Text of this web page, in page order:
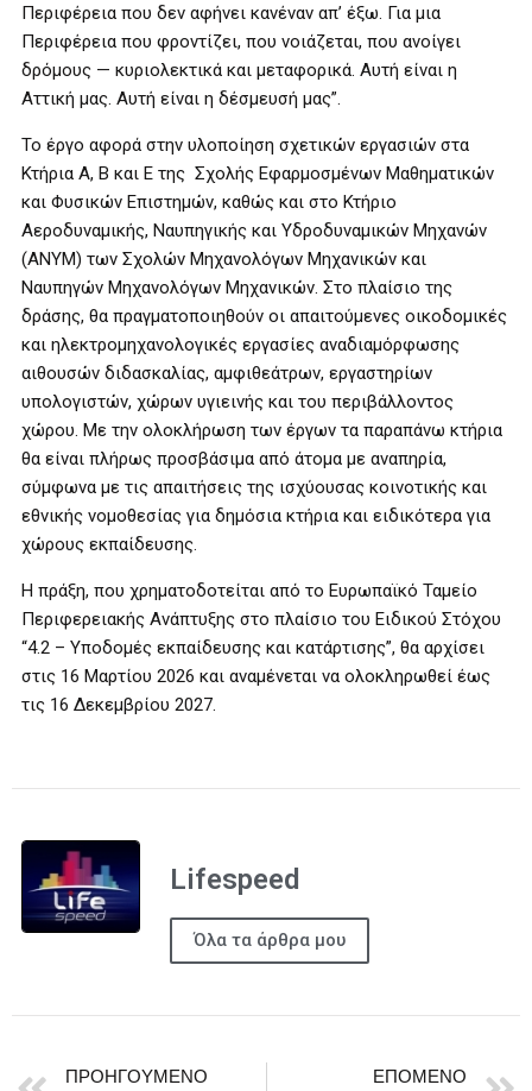
Περιφέρεια που δεν αφήνει κανέναν απ’ έξω. Για μια
Περιφέρεια που φροντίζει, που νοιάζεται, που ανοίγει
δρόμους — κυριολεκτικά και μεταφορικά. Αυτή είναι η
Αττική μας. Αυτή είναι η δέσμευσή μας”.
Το έργο αφορά στην υλοποίηση σχετικών εργασιών στα
Κτήρια Α, Β και Ε της Σχολής Εφαρμοσμένων Μαθηματικών
και Φυσικών Επιστημών, καθώς και στο Κτήριο
Αεροδυναμικής, Ναυπηγικής και Υδροδυναμικών Μηχανών
(ΑΝΥΜ) των Σχολών Μηχανολόγων Μηχανικών και
Ναυπηγών Μηχανολόγων Μηχανικών. Στο πλαίσιο της
δράσης, θα πραγματοποιηθούν οι απαιτούμενες οικοδομικές
και ηλεκτρομηχανολογικές εργασίες αναδιαμόρφωσης
αιθουσών διδασκαλίας, αμφιθεάτρων, εργαστηρίων
υπολογιστών, χώρων υγιεινής και του περιβάλλοντος
χώρου. Με την ολοκλήρωση των έργων τα παραπάνω κτήρια
θα είναι πλήρως προσβάσιμα από άτομα με αναπηρία,
σύμφωνα με τις απαιτήσεις της ισχύουσας κοινοτικής και
εθνικής νομοθεσίας για δημόσια κτήρια και ειδικότερα για
χώρους εκπαίδευσης.
Η πράξη, που χρηματοδοτείται από το Ευρωπαϊκό Ταμείο
Περιφερειακής Ανάπτυξης στο πλαίσιο του Ειδικού Στόχου
“4.2 – Υποδομές εκπαίδευσης και κατάρτισης”, θα αρχίσει
στις 16 Μαρτίου 2026 και αναμένεται να ολοκληρωθεί έως
τις 16 Δεκεμβρίου 2027.
Lifespeed
Όλα τα άρθρα μου
ΠΡΟΗΓΟΎΜΕΝΟ
ΕΠΌΜΕΝΟ